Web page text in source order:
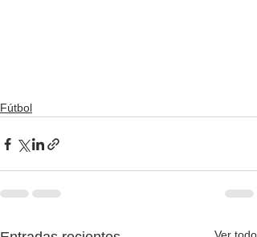
Fútbol